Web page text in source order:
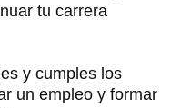
tu carrera
y cumples los
un empleo y formar